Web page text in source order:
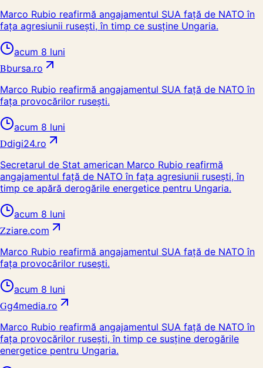
Marco Rubio reafirmă angajamentul SUA față de NATO în
fața agresiunii rusești, în timp ce susține Ungaria.
acum 8 luni
Bbursa.ro
Marco Rubio reafirmă angajamentul SUA față de NATO în
fața provocărilor rusești.
acum 8 luni
Ddigi24.ro
Secretarul de Stat american Marco Rubio reafirmă
angajamentul față de NATO în fața agresiunii rusești, în
timp ce apără derogările energetice pentru Ungaria.
acum 8 luni
Zziare.com
Marco Rubio reafirmă angajamentul SUA față de NATO în
fața provocărilor rusești.
acum 8 luni
Gg4media.ro
Marco Rubio reafirmă angajamentul SUA față de NATO în
fața provocărilor rusești, în timp ce susține derogările
energetice pentru Ungaria.